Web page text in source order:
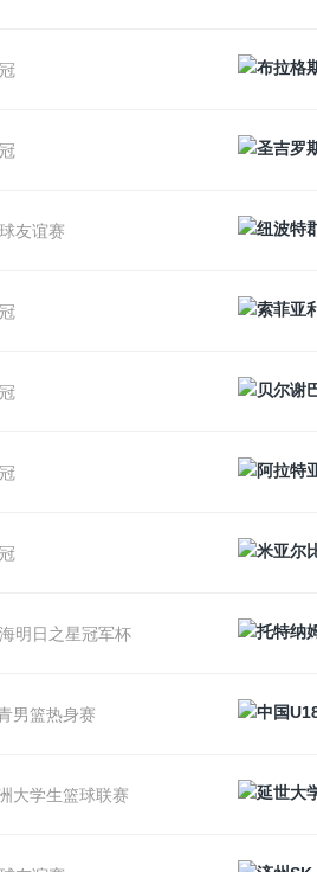
友谊赛
海明日之星冠军杯
男篮热身赛
大学生篮球联赛